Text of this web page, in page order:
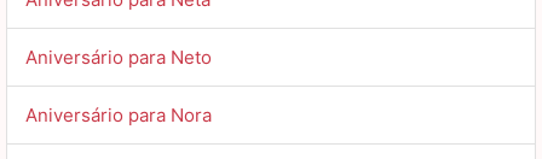
Aniversário para Neto
Aniversário para Nora